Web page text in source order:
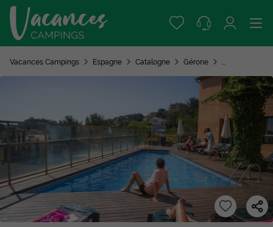
Vacances Campings Espagne Catalogne Gérone